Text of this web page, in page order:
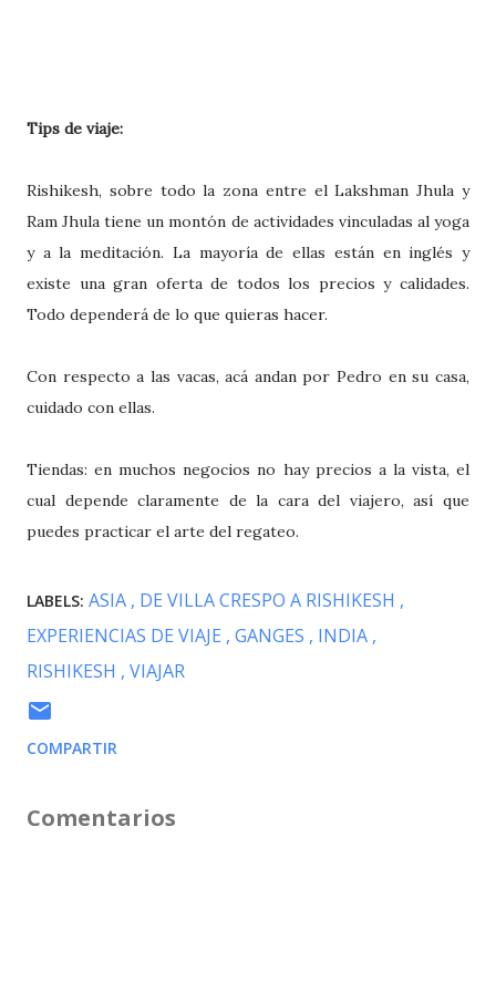
Tips de viaje:
Rishikesh, sobre todo la zona entre el Lakshman Jhula y
Ram Jhula tiene un montón de actividades vinculadas al yoga
y a la meditación. La mayoría de ellas están en inglés y
existe una gran oferta de todos los precios y calidades.
Todo dependerá de lo que quieras hacer.
Con respecto a las vacas, acá andan por Pedro en su casa,
cuidado con ellas.
Tiendas: en muchos negocios no hay precios a la vista, el
cual depende claramente de la cara del viajero, así que
puedes practicar el arte del regateo.
LABELS: ASIA DE VILLA CRESPO A RISHIKESH
EXPERIENCIAS DE VIAJE GANGES
INDIA
RISHIKESH
VIAJAR
COMPARTIR
Comentarios